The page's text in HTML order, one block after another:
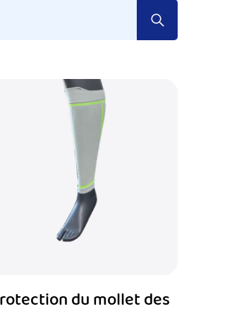
leurs jambes, y compris leurs
beaucoup de pression
comme les
Le port de manches de
et le risque de tension ou
du mollet des